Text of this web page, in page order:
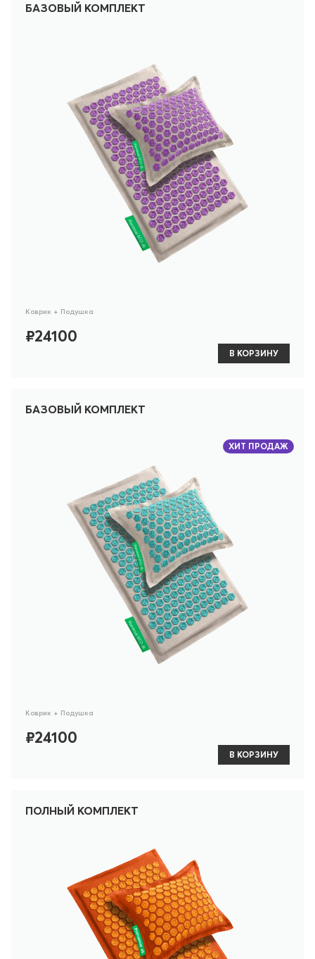
БАЗОВЫЙ КОМПЛЕКТ
Коврик + Подушка
₽24100
В КОРЗИНУ
БАЗОВЫЙ КОМПЛЕКТ
ХИТ ПРОДАЖ
Коврик + Подушка
₽24100
В КОРЗИНУ
ПОЛНЫЙ КОМПЛЕКТ